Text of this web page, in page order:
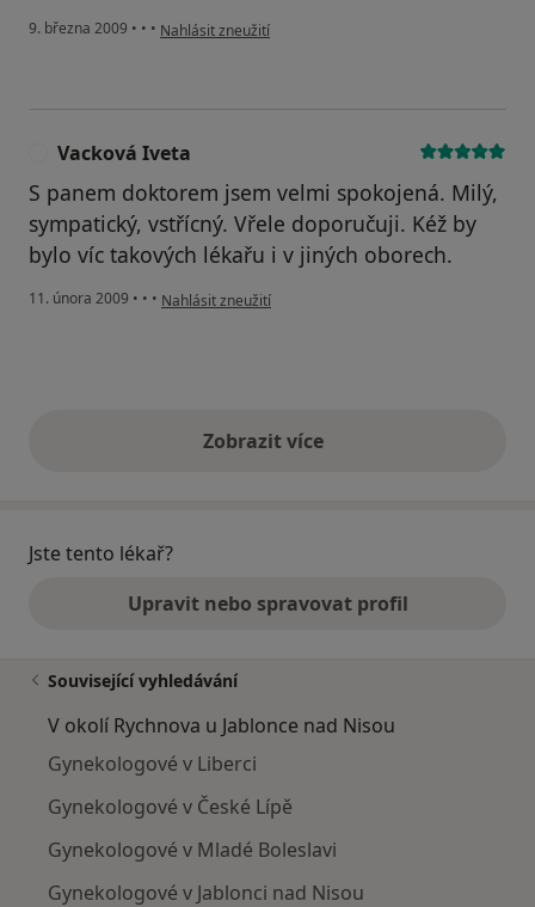
9. března 2009 • • • podle názoru uživatele stanemro
Nahlásit zneužití
Vacková Iveta
S panem doktorem jsem velmi spokojená. Milý,
sympatický, vstřícný. Vřele doporučuji. Kéž by
bylo víc takových lékařu i v jiných oborech.
11. února 2009 • • • podle názoru uživatele Vacková Iveta
Nahlásit zneužití
Zobrazit vícevýše uvedené názory
Jste tento lékař?
Upravit nebo spravovat profil
Související vyhledávání
V okolí Rychnova u Jablonce nad Nisou
Gynekologové v Liberci
Gynekologové v České Lípě
Gynekologové v Mladé Boleslavi
Gynekologové v Jablonci nad Nisou